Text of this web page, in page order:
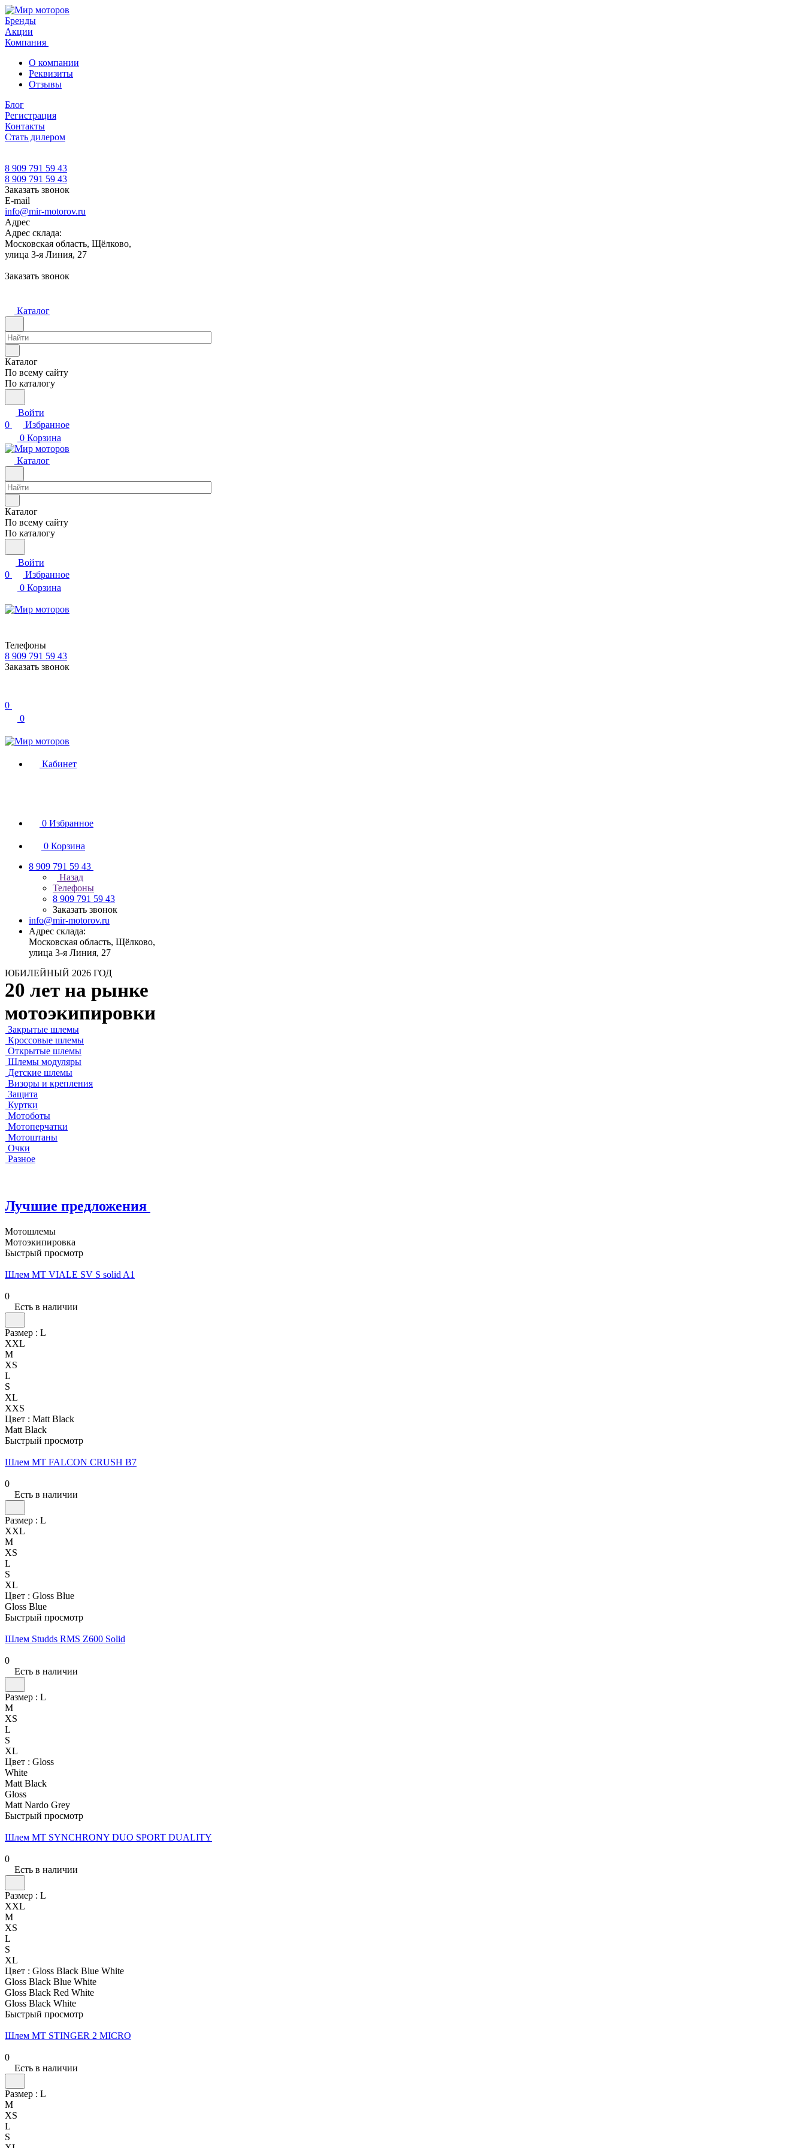
Бренды
Акции
Компания
О компании
Реквизиты
Отзывы
Блог
Регистрация
Контакты
Стать дилером
8 909 791 59 43
8 909 791 59 43
Заказать звонок
E-mail
info@mir-motorov.ru
Адрес
Адрес склада:
Московская область, Щёлково,
улица 3-я Линия, 27
Заказать звонок
Каталог
Каталог
По всему сайту
По каталогу
Войти
0
Избранное
0 Корзина
Каталог
Каталог
По всему сайту
По каталогу
Войти
0
Избранное
0 Корзина
Телефоны
8 909 791 59 43
Заказать звонок
0
0
Кабинет
0 Избранное
0 Корзина
8 909 791 59 43
Назад
Телефоны
8 909 791 59 43
Заказать звонок
info@mir-motorov.ru
Адрес склада:
Московская область, Щёлково,
улица 3-я Линия, 27
ЮБИЛЕЙНЫЙ 2026 ГОД
20 лет на рынке
мотоэкипировки
Закрытые шлемы
Кроссовые шлемы
Открытые шлемы
Шлемы модуляры
Детские шлемы
Визоры и крепления
Защита
Куртки
Мотоботы
Мотоперчатки
Мотоштаны
Очки
Разное
Лучшие предложения
Мотошлемы
Мотоэкипировка
Быстрый просмотр
Шлем MT VIALE SV S solid A1
0
Есть в наличии
Размер : L
XXL
M
XS
L
S
XL
XXS
Цвет : Matt Black
Matt Black
Быстрый просмотр
Шлем MT FALCON CRUSH B7
0
Есть в наличии
Размер : L
XXL
M
XS
L
S
XL
Цвет : Gloss Blue
Gloss Blue
Быстрый просмотр
Шлем Studds RMS Z600 Solid
0
Есть в наличии
Размер : L
M
XS
L
S
XL
Цвет : Gloss
White
Matt Black
Gloss
Matt Nardo Grey
Быстрый просмотр
Шлем MT SYNCHRONY DUO SPORT DUALITY
0
Есть в наличии
Размер : L
XXL
M
XS
L
S
XL
Цвет : Gloss Black Blue White
Gloss Black Blue White
Gloss Black Red White
Gloss Black White
Быстрый просмотр
Шлем MT STINGER 2 MICRO
0
Есть в наличии
Размер : L
M
XS
L
S